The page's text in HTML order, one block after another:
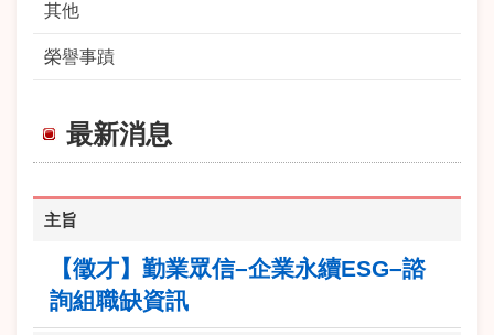
其他
榮譽事蹟
最新消息
主旨
【徵才】勤業眾信–企業永續ESG–諮
詢組職缺資訊